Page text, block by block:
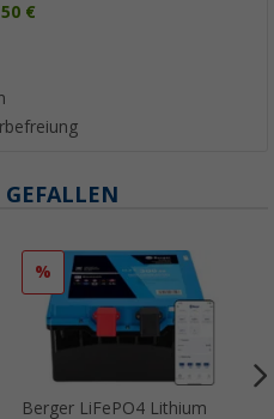
€
%
Berger LiFePO4 Lithium